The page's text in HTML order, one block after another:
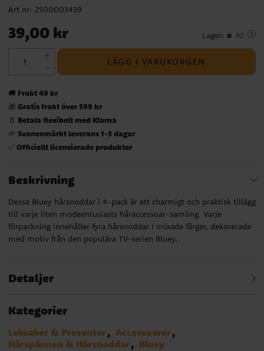
Art nr: 2500003439
Pris: 39,00 kr
39,00 kr Lager: 10
LÄGG I VARUKORGEN
🚚 Frakt 49 kr
🎁 Gratis frakt över 599 kr
📄 Betala flexibelt med Klarna
🌱 Svanenmärkt leverans 1-3 dagar
✅ Officiellt licensierade produkter
Beskrivning
Dessa Bluey hårsnoddar i 4-pack är ett charmigt och praktisk tillägg
till varje liten modeentusiasts håraccessoar-samling. Varje
förpackning innehåller fyra hårsnoddar i mixade färger, dekorerade
med motiv från den populära TV-serien Bluey.
Detaljer
Kategorier
Leksaker & Presenter
Accessoarer
Hårspännen & Hårsnoddar
Bluey